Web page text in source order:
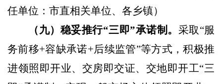
任单位：市直相关单位、各乡镇）
（九）稳妥推行“三即”承诺制。 采取“服
务前移+容缺承诺+后续监管”等方式，积极推
进领照即开业、交房即交证、交地即开工“三